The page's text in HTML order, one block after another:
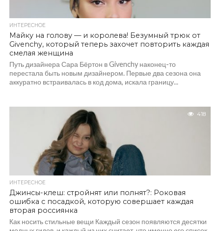
ИНТЕРЕСНОЕ
Майку на голову — и королева! Безумный трюк от
Givenchy, который теперь захочет повторить каждая
смелая женщина
Путь дизайнера Сара Бёртон в Givenchy наконец-то
перестала быть новым дизайнером. Первые два сезона она
аккуратно встраивалась в код дома, искала границу...
418
ИНТЕРЕСНОЕ
Джинсы-клеш: стройнят или полнят?: Роковая
ошибка с посадкой, которую совершает каждая
вторая россиянка
Как носить стильные вещи Каждый сезон появляются десятки